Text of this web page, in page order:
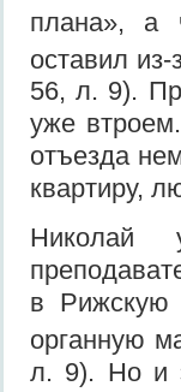
плана», а
оставил
56, л. 9).
уже
отъезда
квартиру,
Николай
в Рижскую
органную
л. 9). Но и